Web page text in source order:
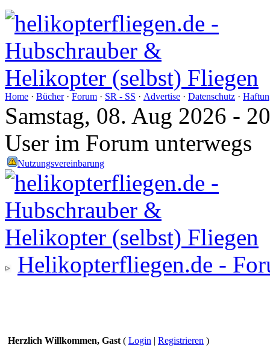
Home · Bücher· Forum · SR - SS · Advertise · Datenschutz ·
Samstag, 08. Aug 2026 -
User im Forum unterwegs
Nutzungsvereinbarung
Helikopterfliegen.de -
Herzlich Willkommen, Gast ( Login | Registrieren )